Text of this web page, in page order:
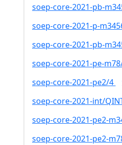
soep-core-2021-pb-
soep-core-2021-p-
soep-core-2021-pb-
soep-core-2021-pe-
soep-core-2021-pe2/4
soep-core-2021-int/
soep-core-2021-pe2-
soep-core-2021-pe2-